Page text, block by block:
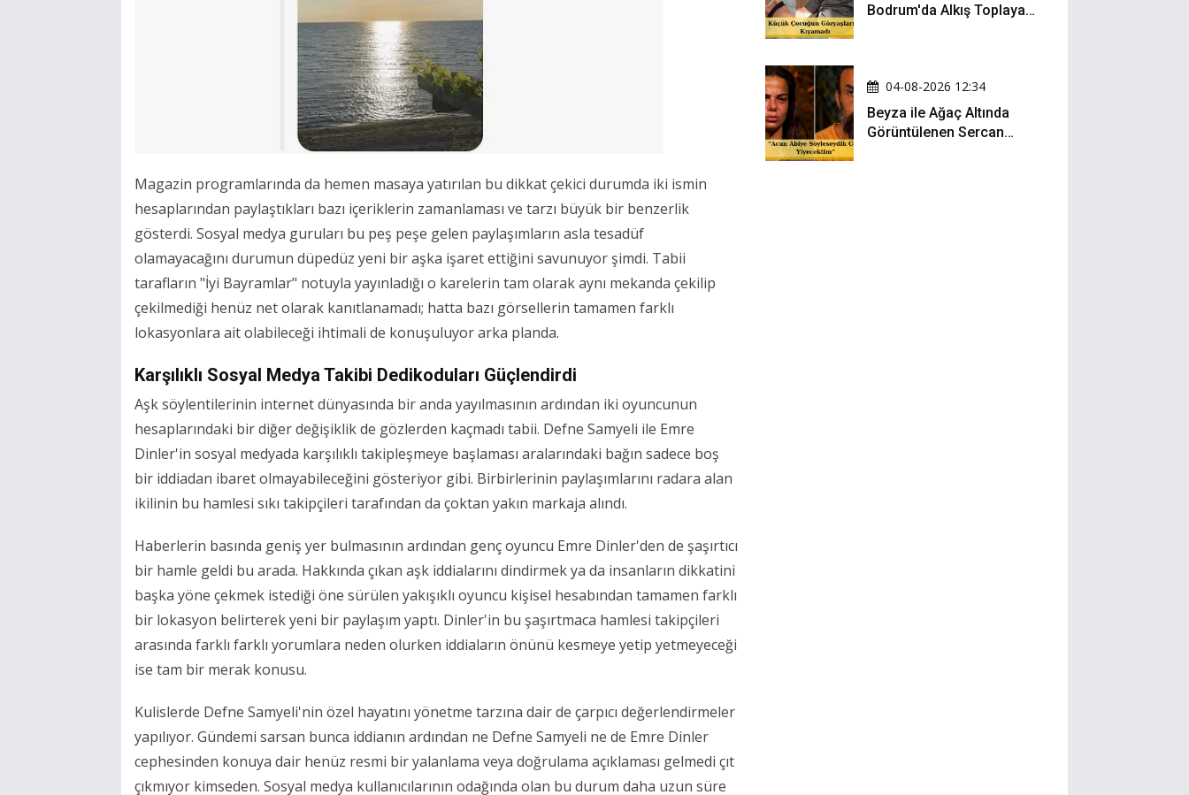
Magazin programlarında da hemen masaya yatırılan bu dikkat çekici durumda iki ismin
hesaplarından paylaştıkları bazı içeriklerin zamanlaması ve tarzı büyük bir benzerlik
gösterdi. Sosyal medya guruları bu peş peşe gelen paylaşımların asla tesadüf
olamayacağını durumun düpedüz yeni bir aşka işaret ettiğini savunuyor şimdi. Tabii
tarafların "İyi Bayramlar" notuyla yayınladığı o karelerin tam olarak aynı mekanda çekilip
çekilmediği henüz net olarak kanıtlanamadı; hatta bazı görsellerin tamamen farklı
lokasyonlara ait olabileceği ihtimali de konuşuluyor arka planda.
Karşılıklı Sosyal Medya Takibi Dedikoduları Güçlendirdi
Aşk söylentilerinin internet dünyasında bir anda yayılmasının ardından iki oyuncunun
hesaplarındaki bir diğer değişiklik de gözlerden kaçmadı tabii. Defne Samyeli ile Emre
Dinler'in sosyal medyada karşılıklı takipleşmeye başlaması aralarındaki bağın sadece boş
bir iddiadan ibaret olmayabileceğini gösteriyor gibi. Birbirlerinin paylaşımlarını radara alan
ikilinin bu hamlesi sıkı takipçileri tarafından da çoktan yakın markaja alındı.
Haberlerin basında geniş yer bulmasının ardından genç oyuncu Emre Dinler'den de şaşırtıcı
bir hamle geldi bu arada. Hakkında çıkan aşk iddialarını dindirmek ya da insanların dikkatini
başka yöne çekmek istediği öne sürülen yakışıklı oyuncu kişisel hesabından tamamen farklı
bir lokasyon belirterek yeni bir paylaşım yaptı. Dinler'in bu şaşırtmaca hamlesi takipçileri
arasında farklı farklı yorumlara neden olurken iddiaların önünü kesmeye yetip yetmeyeceği
ise tam bir merak konusu.
Kulislerde Defne Samyeli'nin özel hayatını yönetme tarzına dair de çarpıcı değerlendirmeler
yapılıyor. Gündemi sarsan bunca iddianın ardından ne Defne Samyeli ne de Emre Dinler
cephesinden konuya dair henüz resmi bir yalanlama veya doğrulama açıklaması gelmedi çıt
çıkmıyor kimseden. Sosyal medya kullanıcılarının odağında olan bu durum daha uzun süre
Bodrum'da Alkış Toplayan
04-08-2026 12:34
Beyza ile Ağaç Altında
Görüntülenen Sercan